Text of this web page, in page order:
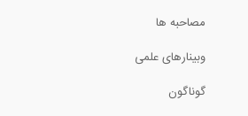
مصاحبه ها
وبینارهای علمی
گوناگون